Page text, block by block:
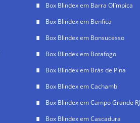
Box Blindex em Barra Olímpica
Box Blindex em Benfica
Box Blindex em Bonsucesso
Box Blindex em Botafogo
Box Blindex em Brás de Pina
Box Blindex em Cachambi
Box Blindex em Campo Grande RJ
Box Blindex em Cascadura